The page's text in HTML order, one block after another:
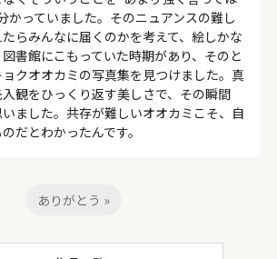
かっていました。そのニュアンスの難し
らみんなに届くのかを考えて、絵しかな
書館にこもっていた時期があり、そのと
クオオカミの写真集を見つけました。真
観をひっくり返す美しさで、その瞬間
ました。共存が難しいオオカミこそ、自
だとわかったんです。
ありがとう »